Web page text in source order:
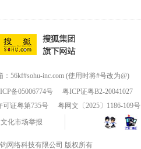
：56kf#sohu-inc.com (使用时将#号改为@)
备05006774号 粤ICP证粤B2-20041027
可证粤第735号 粤网文〔2025〕1186-109号
化市场举报
网络科技有限公司 版权所有